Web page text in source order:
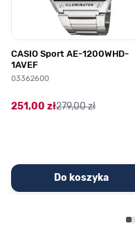
CASIO Sport AE-1200WHD-
1AVEF
03362600
251,00 zł279,00 zł
Do koszyka